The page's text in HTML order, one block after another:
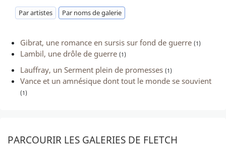
Par artistes Par noms de galerie
Gibrat, une romance en sursis sur fond de guerre (1)
Lambil, une drôle de guerre (1)
Lauffray, un Serment plein de promesses (1)
Vance et un amnésique dont tout le monde se souvient
(1)
PARCOURIR LES GALERIES DE FLETCH